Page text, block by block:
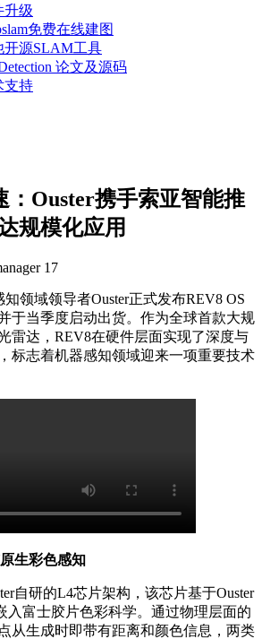
升级
免费在线建图
开源SLAM工具
论文及源码
支持
：Ouster携手索亚智能推
规模化应用
17
领域领导者Ouster正式发布REV8 OS
于当季度启动出货。作为全球首款大规
雷达，REV8在硬件层面实现了深度与
标志着机器感知领域迎来一项重要技术
生彩色感知
自研的L4芯片架构，该芯片基于Ouster
入富士胶片色彩科学。通过物理层面的
从生成时即带有距离和颜色信息，两类